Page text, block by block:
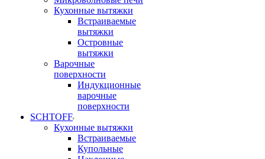
Кухонные вытяжки
Встраиваемые
вытяжки
Островные
вытяжки
Варочные
поверхности
Индукционные
варочные
поверхности
SCHTOFF
Кухонные вытяжки
Встраиваемые
Купольные